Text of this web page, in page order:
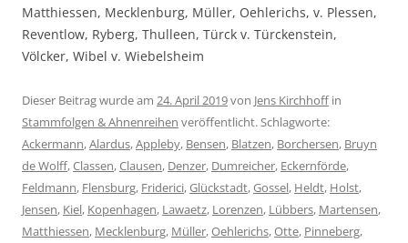
Matthiessen, Mecklenburg, Müller, Oehlerichs, v. Plessen,
Reventlow, Ryberg, Thulleen, Türck v. Türckenstein,
Völcker, Wibel v. Wiebelsheim
Dieser Beitrag wurde am 24. April 2019von Jens Kirchhoffin
Stammfolgen & Ahnenreihen veröffentlicht. Schlagworte:
Ackermann,Alardus,Appleby, Bensen, Blatzen, Borchersen, Bruyn
de Wolff,Classen,Clausen, Denzer, Dumreicher, Eckernförde,
Feldmann, Flensburg, Friderici,Glückstadt,Gossel, Heldt, Holst,
Jensen, Kiel, Kopenhagen, Lawaetz, Lorenzen, Lübbers, Martensen,
Matthiessen, Mecklenburg, Müller,Oehlerichs,Otte, Pinneberg,